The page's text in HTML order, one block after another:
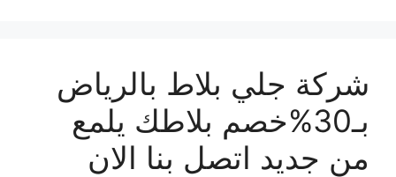
شركة جلي بلاط بالرياض
بـ30%خصم بلاطك يلمع
من جديد اتصل بنا الان